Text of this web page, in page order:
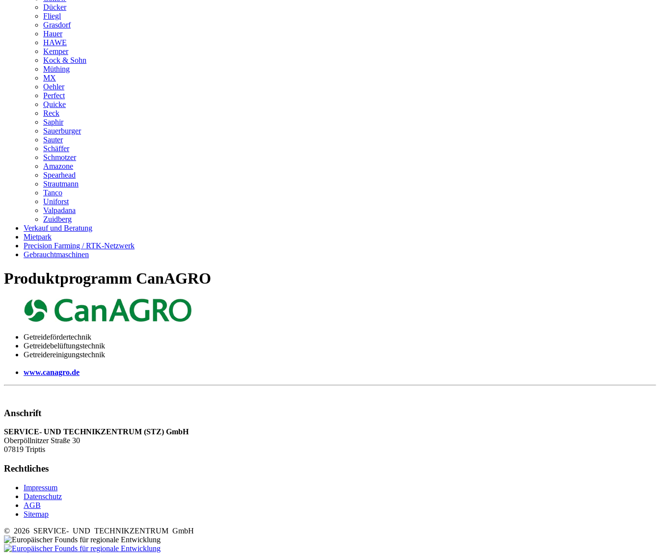
Dücker
Fliegl
Grasdorf
Hauer
HAWE
Kemper
Kock & Sohn
Müthing
MX
Oehler
Perfect
Quicke
Reck
Saphir
Sauerburger
Sauter
Schäffer
Schmotzer
Amazone
Spearhead
Strautmann
Tanco
Uniforst
Valpadana
Zuidberg
Verkauf und Beratung
Mietpark
Precision Farming / RTK-Netzwerk
Gebrauchtmaschinen
Produktprogramm CanAGRO
Getreidefördertechnik
Getreidebelüftungstechnik
Getreidereinigungstechnik
www.canagro.de
Anschrift
SERVICE- UND TECHNIKZENTRUM (STZ) GmbH
Oberpöllnitzer Straße 30
07819 Triptis
Rechtliches
Impressum
Datenschutz
AGB
Sitemap
© 2026 SERVICE- UND TECHNIKZENTRUM GmbH